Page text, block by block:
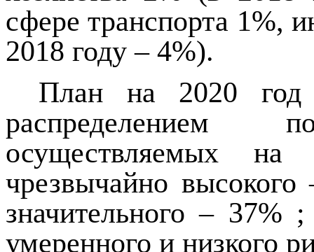
сфере транспорта 1%,
2018 году – 4%).
План на 2020 год
распределением
осуществляемых на
чрезвычайно
значительного – 37%
умеренного и низкого